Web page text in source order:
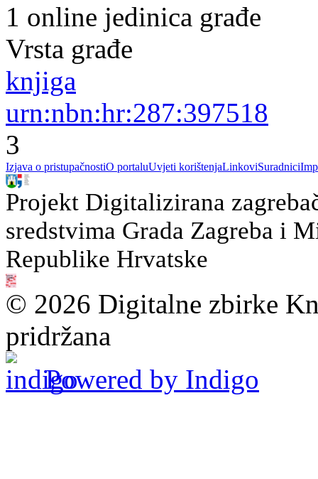
1 online jedinica građe
Vrsta građe
knjiga
urn:nbn:hr:287:397518
3
Izjava o pristupačnostiO portaluUvjeti korištenjaLinkoviSuradnici
Projekt Digitalizirana
sredstvima Grada Zagreba i
Republike Hrvatske
© 2026 Digitalne zbirke
pridržana
Powered by Indigo